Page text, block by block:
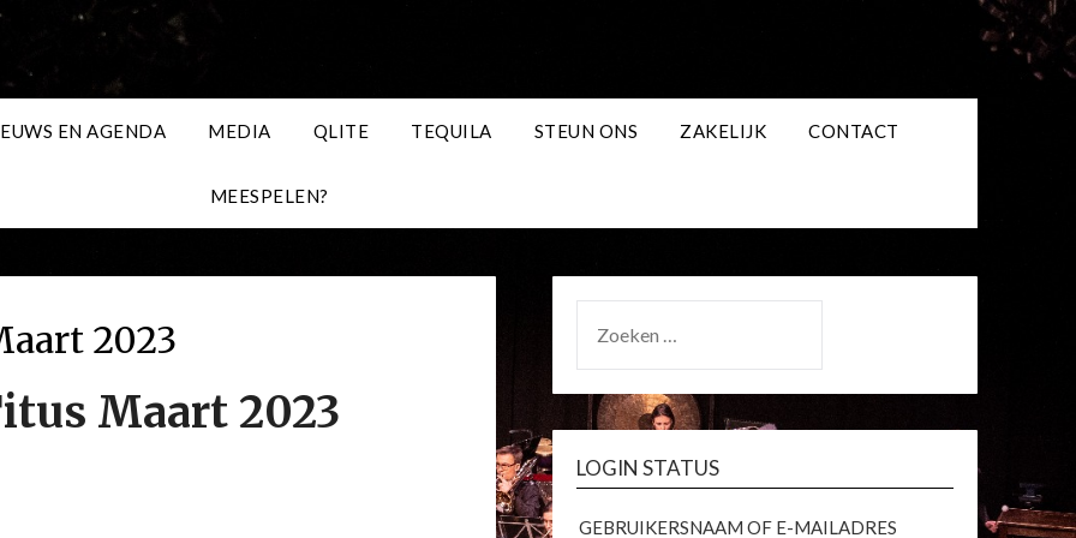
EN AGENDA MEDIA QLITE TEQUILA STEUN ONS ZAKELIJK CONTACT
MEESPELEN?
2023
Maart 2023
NAAR:
LOGIN STATUS
GEBRUIKERSNAAM OF E-MAILADRES